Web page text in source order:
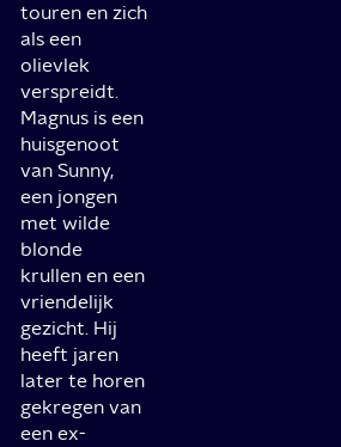
touren en zich
als een
olievlek
verspreidt.
Magnus is een
huisgenoot
van Sunny,
een jongen
met wilde
blonde
krullen en een
vriendelijk
gezicht. Hij
heeft jaren
later te horen
gekregen van
een ex-